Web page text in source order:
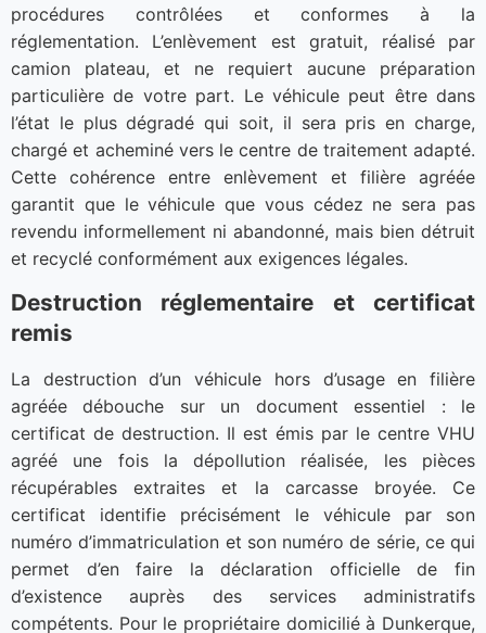
procédures contrôlées et conformes à la
réglementation. L’enlèvement est gratuit, réalisé par
camion plateau, et ne requiert aucune préparation
particulière de votre part. Le véhicule peut être dans
l’état le plus dégradé qui soit, il sera pris en charge,
chargé et acheminé vers le centre de traitement adapté.
Cette cohérence entre enlèvement et filière agréée
garantit que le véhicule que vous cédez ne sera pas
revendu informellement ni abandonné, mais bien détruit
et recyclé conformément aux exigences légales.
Destruction réglementaire et certificat
remis
La destruction d’un véhicule hors d’usage en filière
agréée débouche sur un document essentiel : le
certificat de destruction. Il est émis par le centre VHU
agréé une fois la dépollution réalisée, les pièces
récupérables extraites et la carcasse broyée. Ce
certificat identifie précisément le véhicule par son
numéro d’immatriculation et son numéro de série, ce qui
permet d’en faire la déclaration officielle de fin
d’existence auprès des services administratifs
compétents. Pour le propriétaire domicilié à Dunkerque,